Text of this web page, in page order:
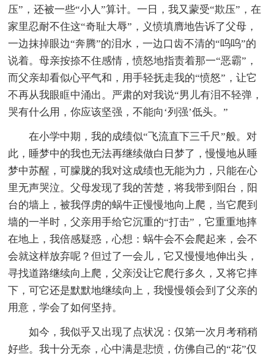
压”，还被一些“小人”算计。一日，我又蒙受“欺压”，在
家里忍耐不住这“奇耻大辱”，义愤填膺地告诉了父母，
一边抹掉眼边“奔腾”的泪水，一边口齿不清的“呜呜”的
说着。母亲按捺不住感情，愤怒地指责着那一“恶霸”，
而父亲却看似心平气和，用手轻抚走我的“愤怒”，让它
不再从我眼眶中涌出。严肃的对我说“男儿有泪不轻弹，
哭有什么用，你应该坚强，不能向‘列强’低头。”
在小学中期，我的成绩似“飞流直下三千尺”般。对
此，睡梦中的我也无法再继续做白日梦了，慢慢地从睡
梦中苏醒，可朦胧的我对这成绩也无能为力，只能在心
里无声哭泣。父母发现了我的苦楚，将我带到阳台，阳
台的墙上，被我俘虏的蜗牛正慢慢地向上爬，当它爬到
墙的一半时，父亲用手给它沉重的“打击”，它重重地摔
在地上，我倍感疑惑，心想：蜗牛会不会爬起来，会不
会就这样放弃呢？但过了一会儿，它又慢慢地伸出头，
寻找道路继续向上爬，父亲没让它爬行多久，又将它摔
下，可它还是默默地继续向上，我慢慢领会到了父亲的
用意，学会了如何坚持。
如今，我似乎又出现了点状况：仅第一次月考稍稍
好些。我十分无奈，心中满是悲愤，仿佛自己的“花”仅